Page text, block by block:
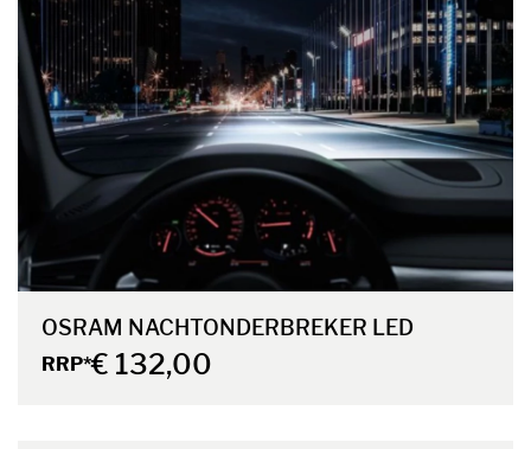
OSRAM NACHTONDERBREKER LED
RRP*€ 132,00